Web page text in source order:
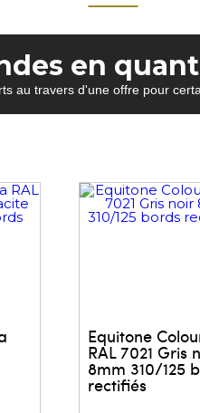
en
au travers d'une offre pour
Equitone
RAL 7021 Gris
8mm 310/125
rectifiés